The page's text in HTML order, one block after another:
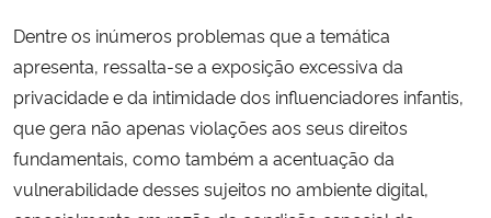
Dentre os inúmeros problemas que a temática
apresenta, ressalta-se a exposição excessiva da
privacidade e da intimidade dos influenciadores infantis,
que gera não apenas violações aos seus direitos
fundamentais, como também a acentuação da
vulnerabilidade desses sujeitos no ambiente digital,